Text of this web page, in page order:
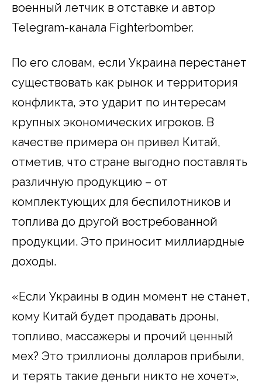
военный летчик в отставке и автор
Telegram-канала Fighterbomber.
По его словам, если Украина перестанет
существовать как рынок и территория
конфликта, это ударит по интересам
крупных экономических игроков. В
качестве примера он привел Китай,
отметив, что стране выгодно поставлять
различную продукцию – от
комплектующих для беспилотников и
топлива до другой востребованной
продукции. Это приносит миллиардные
доходы.
«Если Украины в один момент не станет,
кому Китай будет продавать дроны,
топливо, массажеры и прочий ценный
мех? Это триллионы долларов прибыли,
и терять такие деньги никто не хочет»,